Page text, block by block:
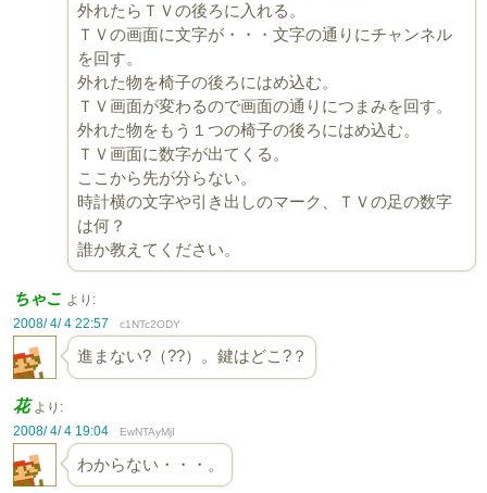
外れたらＴＶの後ろに入れる。
ＴＶの画面に文字が・・・文字の通りにチャンネル
を回す。
外れた物を椅子の後ろにはめ込む。
ＴＶ画面が変わるので画面の通りにつまみを回す。
外れた物をもう１つの椅子の後ろにはめ込む。
ＴＶ画面に数字が出てくる。
ここから先が分らない。
時計横の文字や引き出しのマーク、ＴＶの足の数字
は何？
誰か教えてください。
ちゃこ より:
2008/ 4/ 4 22:57
c1NTc2ODY
進まない?（??）。鍵はどこ?？
花 より:
2008/ 4/ 4 19:04
EwNTAyMjI
わからない・・・。